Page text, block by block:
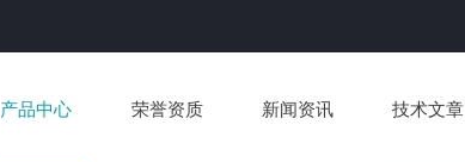
产品中心 荣誉资质 新闻资讯 技术文章